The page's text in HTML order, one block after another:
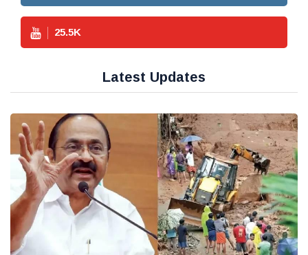
25.5K
Latest Updates